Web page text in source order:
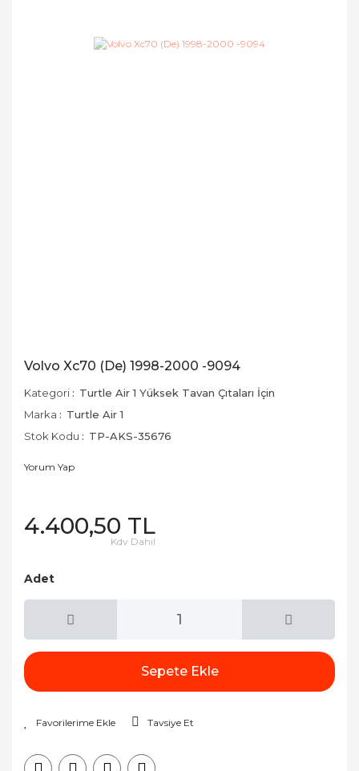
Volvo Xc70 (De) 1998-2000 -9094
Kategori
Turtle Air 1 Yüksek Tavan Çıtaları İçin
Marka
Turtle Air 1
Stok Kodu
TP-AKS-35676
Yorum Yap
4.400,50 TL
Kdv Dahil
Adet
Sepete Ekle
Tavsiye Et